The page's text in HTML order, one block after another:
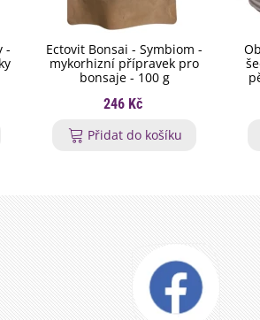
-
Ectovit Bonsai - Symbiom -
mykorhizní přípravek pro
bonsaje - 100 g
246 Kč
Přidat do košíku